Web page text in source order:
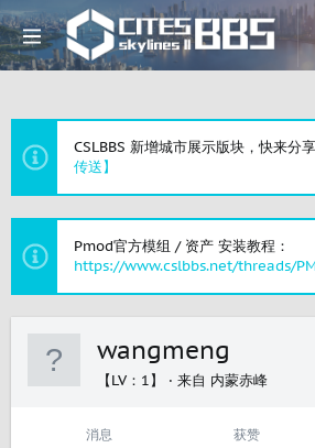
CSLBBS 新增城市展示版块，快来分
传送】
Pmod官方模组 / 资产 安装教程：
https://www.cslbbs.net/threads/
wangmeng
【LV：1】 · 来自 内蒙赤峰
消息 获赞